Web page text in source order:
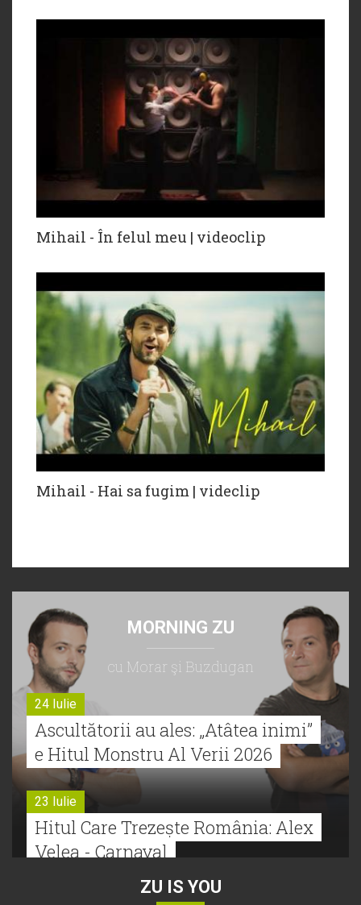
Mihail - În felul meu | videoclip
Mihail - Hai sa fugim | videclip
MORNING ZU
cu Morar şi Buzdugan
24 Iulie
Ascultătorii au ales: „Atâtea inimi”
e Hitul Monstru Al Verii 2026
23 Iulie
Hitul Care Trezește România: Alex
Velea - Carnaval
ZU IS YOU